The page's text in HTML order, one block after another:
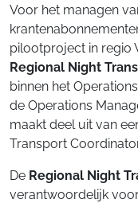
Voor het managen
pilootproject in regio
Regional Night
binnen het
de Operations
maakt deel uit van
Transport
De Regional Night
verantwoordelijk